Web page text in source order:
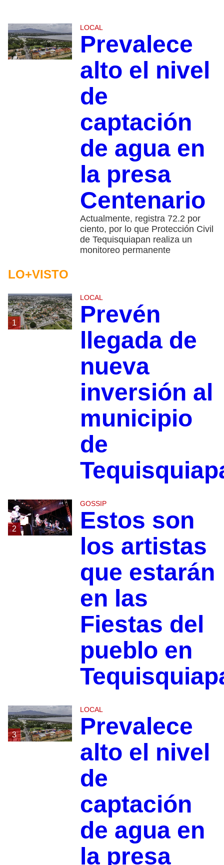
LOCAL
Prevalece
alto el nivel
de
captación
de agua en
la presa
Centenario
Actualmente, registra 72.2 por
ciento, por lo que Protección Civil
de Tequisquiapan realiza un
monitoreo permanente
LO+VISTO
1
LOCAL
Prevén
llegada de
nueva
inversión al
municipio
de
2
GOSSIP
Estos son
los artistas
que estarán
en las
Fiestas del
pueblo en
3
LOCAL
Prevalece
alto el nivel
de
captación
de agua en
la presa